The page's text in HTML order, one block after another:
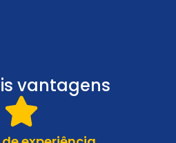
vantagens